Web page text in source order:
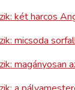
két harcos
micsoda sorfal!
magányosan